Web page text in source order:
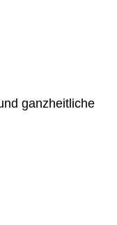
ganzheitliche